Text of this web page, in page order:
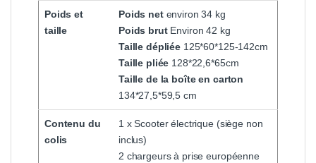
Poids et
taille
Poids netenviron 34 kg
Poids brutEnviron 42 kg
Taille dépliée 125*60*125-142cm
Taille pliée 128*22,6*65cm
Taille de la boîte en carton
134*27,5*59,5 cm
Contenu du
colis
1 x Scooter électrique (siège non
inclus)
2 chargeurs à prise européenne